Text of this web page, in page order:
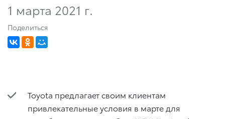
1 марта 2021 г.
Поделиться
Toyota предлагает своим клиентам
привлекательные условия в марте для